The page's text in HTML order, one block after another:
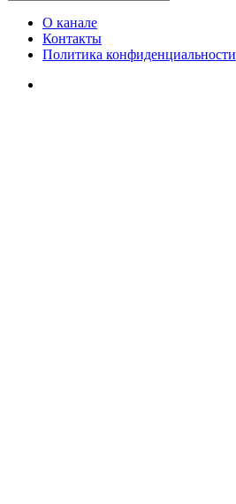
О канале
Контакты
Политика конфиденциальности